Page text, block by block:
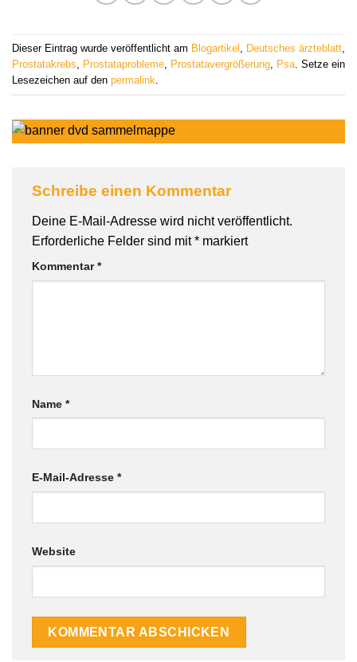
Dieser Eintrag wurde veröffentlicht am Blogartikel Deutsches ärzteblatt
Prostatakrebs
Prostataprobleme Prostatavergrößerung Psa . Setze ein
Lesezeichen auf den permalink
Schreibe einen Kommentar
Deine E-Mail-Adresse wird nicht veröffentlicht.
Erforderliche Felder sind mit* markiert
Kommentar*
Name *
E-Mail-Adresse *
Website